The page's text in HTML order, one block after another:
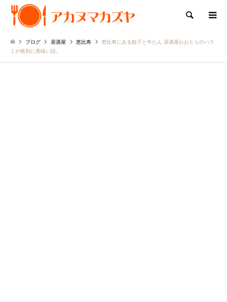
検索
ブログ 居酒屋 恵比寿
恵比寿にある餃子と牛たん 居酒屋おおとらのハラ
ミが格別に美味い話。